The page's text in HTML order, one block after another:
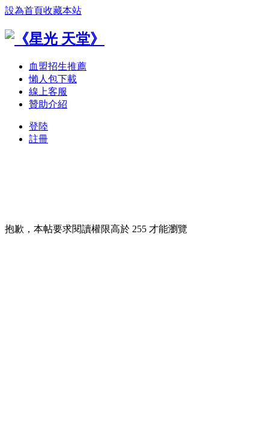
設為首頁收藏本站
血盟招生推薦
懶人包下載
線上客服
贊助介紹
登陸
註冊
抱歉，本帖要求閱讀權限高於 255 才能瀏覽